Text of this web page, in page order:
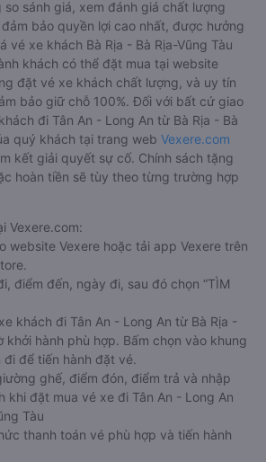
so sánh giá, xem đánh giá chất lượng
bảo quyền lợi cao nhất, được hưởng
vé xe khách Bà Rịa - Bà Rịa-Vũng Tàu
khách có thể đặt mua tại website
đặt vé xe khách chất lượng, và uy tín
bảo giữ chỗ 100%. Đối với bất cứ giao
đi Tân An - Long An từ Bà Rịa - Bà
quý khách tại trang web Vexere.com
kết giải quyết sự cố. Chính sách tặng
hoàn tiền sẽ tùy theo từng trường hợp
Vexere.com:
website Vexere hoặc tải app Vexere trên
điểm đến, ngày đi, sau đó chọn “TÌM
khách đi Tân An - Long An từ Bà Rịa -
khởi hành phù hợp. Bấm chọn vào khung
để tiến hành đặt vé.
ghế, điểm đón, điểm trả và nhập
khi đặt mua vé xe đi Tân An - Long An
Tàu
thanh toán vé phù hợp và tiến hành